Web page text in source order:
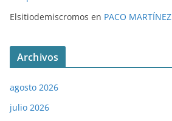
Elsitiodemiscromos en PACO MARTÍNEZ
Archivos
agosto 2026
julio 2026